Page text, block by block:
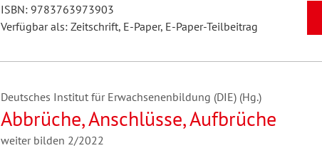
ISBN: 9783763973903
Verfügbar als: Zeitschrift, E-Paper, E-Paper-Teilbeitrag
Deutsches Institut für Erwachsenenbildung (DIE) (Hg.)
Abbrüche, Anschlüsse, Aufbrüche
weiter bilden 2/2022